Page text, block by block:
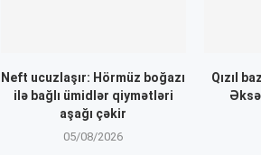
Neft ucuzlaşır: Hörmüz boğazı
ilə bağlı ümidlər qiymətləri
aşağı çəkir
05/08/2026
Qızıl